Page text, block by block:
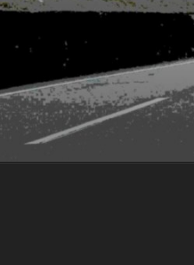
コ
ツ
へ
キ